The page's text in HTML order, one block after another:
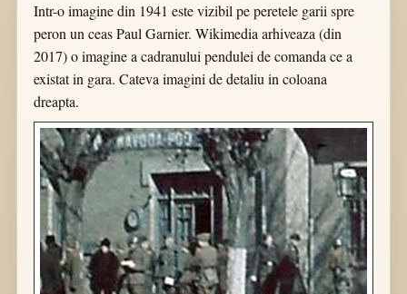
Intr-o imagine din 1941 este vizibil pe peretele garii spre
peron un ceas Paul Garnier. Wikimedia arhiveaza (din
2017) o imagine a cadranului pendulei de comanda ce a
existat in gara. Cateva imagini de detaliu in coloana
dreapta.